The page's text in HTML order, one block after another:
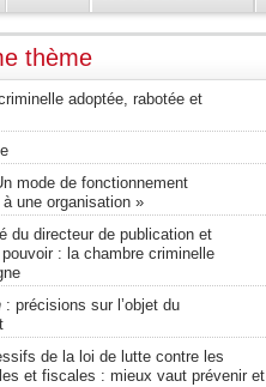
thème
adoptée, rabotée et
mode de fonctionnement
à une organisation »
du directeur de publication et
: la chambre criminelle
: précisions sur l’objet du
de la loi de lutte contre les
et fiscales : mieux vaut prévenir et